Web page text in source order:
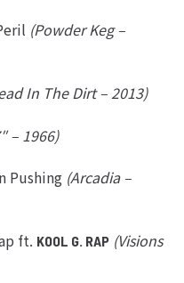
(Powder Keg –
In The Dirt – 2013)
– 1966)
Pushing (Arcadia –
ft. KOOL G. RAP (Visions